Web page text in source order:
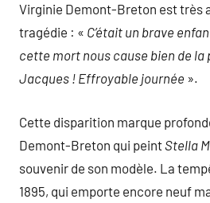
Virginie Demont-Breton est très
tragédie : « C’était un brave
cette mort nous cause bien de
Jacques ! Effroyable journée ».
Cette disparition marque
Demont-Breton qui peint Stella
souvenir de son modèle. La
1895, qui emporte encore neuf